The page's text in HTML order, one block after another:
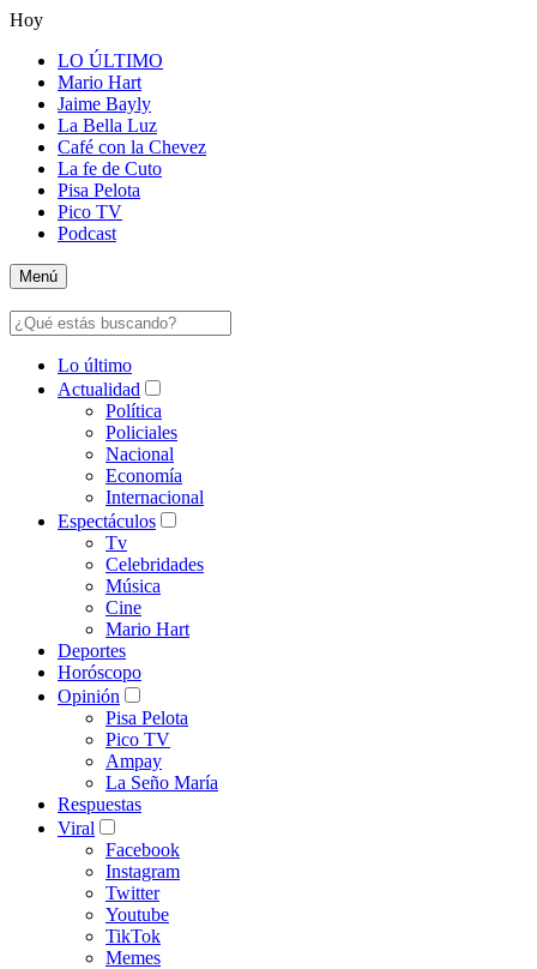
Hoy
LO ÚLTIMO
Mario Hart
Jaime Bayly
La Bella Luz
Café con la Chevez
La fe de Cuto
Pisa Pelota
Pico TV
Podcast
Menú
Lo último
Actualidad
Política
Policiales
Nacional
Economía
Internacional
Espectáculos
Tv
Celebridades
Música
Cine
Mario Hart
Deportes
Horóscopo
Opinión
Pisa Pelota
Pico TV
Ampay
La Seño María
Respuestas
Viral
Facebook
Instagram
Twitter
Youtube
TikTok
Memes